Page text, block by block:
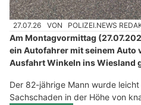
27.07.26 VON POLIZEI.NEWS
Am Montagvormittag
ein Autofahrer mit seinem Auto
Ausfahrt Winkeln ins Wiesland
Der 82-jährige Mann wurde
Sachschaden in der Höhe von